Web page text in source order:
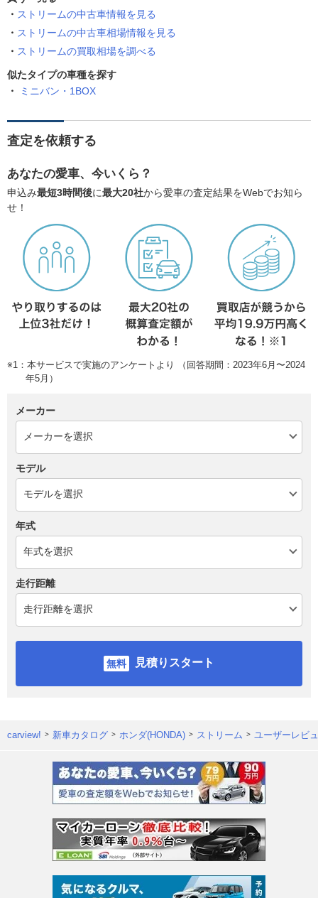
ストリームの中古車情報を見る
ストリームの中古車相場情報を見る
ストリームの買取相場を調べる
似たタイプの車種を探す
ミニバン・1BOX
査定を依頼する
あなたの愛車、今いくら？
申込み最短3時間後に最大20社から愛車の査定結果をWebでお知ら
せ！
※1：本サービスで実施のアンケートより （回答期間：2023年6月〜2024
年5月）
メーカー
モデル
年式
走行距離
見積りスタート
carview! 新車カタログ ホンダ(HONDA) ストリーム ユーザーレビ